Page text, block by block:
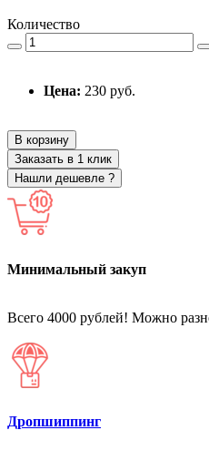
Количество
Цена: 230 руб.
В корзину
Заказать в 1 клик
Нашли дешевле ?
Минимальный закуп
Всего 4000 рублей! Можно
Дропшиппинг